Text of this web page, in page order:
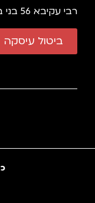
רבי עקיבא 56 בני ברק
ביטול עיסקה